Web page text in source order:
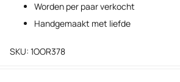
Worden per paar verkocht
Handgemaakt met liefde
SKU: 1OOR378